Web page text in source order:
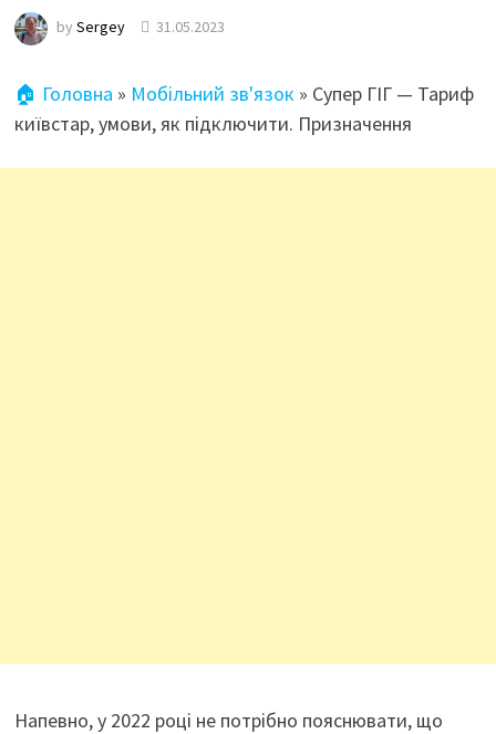
by Sergey 31.05.2023
🏠 Головна » Мобільний зв'язок » Супер ГІГ — Тариф
київстар, умови, як підключити. Призначення
Напевно, у 2022 році не потрібно пояснювати, що